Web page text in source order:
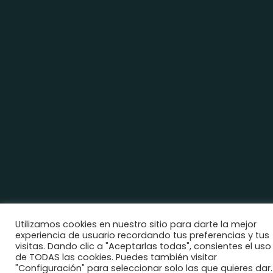
Utilizamos cookies en nuestro sitio para darte la mejor
experiencia de usuario recordando tus preferencias y tus
visitas. Dando clic a "Aceptarlas todas", consientes el uso
de TODAS las cookies. Puedes también visitar
"Configuración" para seleccionar solo las que quieres dar.